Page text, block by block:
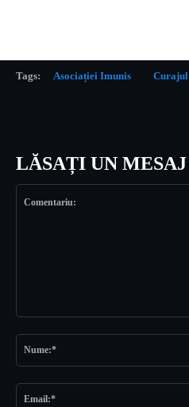
Tags: Asociației Imunis Curajul
LĂSAȚI UN MESAJ